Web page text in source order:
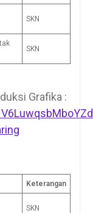
SKN
SKN
Grafika :
Keterangan
SKN